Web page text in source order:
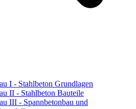
I - Stahlbeton Grundlagen
II - Stahlbeton Bauteile
III - Spannbetonbau und